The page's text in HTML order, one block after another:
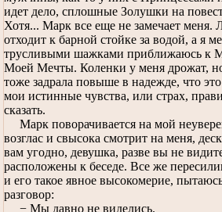
идет дело, сплошные Золушки на
Хотя... Марк все еще не замечает меня.
отходит к барной стойке за водой, а я
трусливыми шажками приближаюсь к
Моей Мечты. Коленки у меня дрожат,
тоже задрала повыше в надежде, что
мои истинные чувства, или страх,
сказать.
Марк поворачивается на мой
возглас и свысока смотрит на меня,
вам угодно, девушка, разве вы не
расположены к беседе. Все же
и его такое явное высокомерие, пытаюсь
разговор:
− Мы давно не виделись.